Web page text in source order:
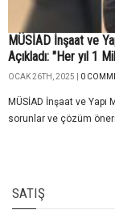
MÜSİAD İnşaat ve
Açıkladı: "Her yıl 1
OCAK 26TH, 2025 | 0
MÜSİAD İnşaat ve
sorunlar ve çözüm
SATIŞ